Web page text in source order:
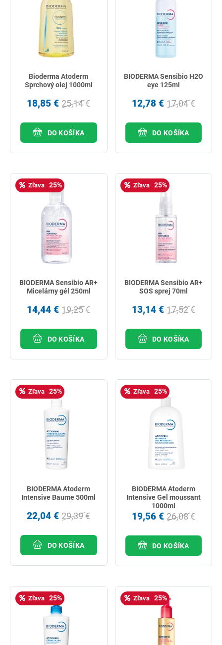
Bioderma Atoderm
Sprchový olej 1000ml
18,85 € 25,14 €
DO KOŠÍKA
BIODERMA Sensibio H2O
eye 125ml
12,78 € 17,04 €
DO KOŠÍKA
Zľava 25%
BIODERMA Sensibio AR+
Micelárny gél 250ml
14,44 € 19,25 €
DO KOŠÍKA
Zľava 25%
BIODERMA Sensibio AR+
SOS sprej 70ml
13,14 € 17,52 €
DO KOŠÍKA
Zľava 25%
BIODERMA Atoderm
Intensive Baume 500ml
22,04 € 29,39 €
DO KOŠÍKA
Zľava 25%
BIODERMA Atoderm
Intensive Gel moussant
1000ml
19,56 € 26,08 €
DO KOŠÍKA
Zľava 25% Zľava 25%